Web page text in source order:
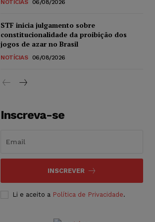
NOTÍCIAS 06/08/2026
STF inicia julgamento sobre
constitucionalidade da proibição dos
jogos de azar no Brasil
NOTÍCIAS 06/08/2026
Inscreva-se
INSCREVER
Li e aceito a Política de Privacidade.